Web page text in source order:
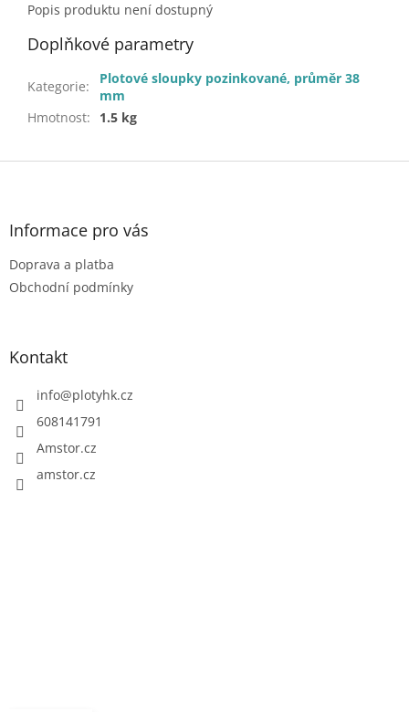
Popis produktu není dostupný
Doplňkové parametry
Kategorie:
Plotové sloupky pozinkované, průměr 38
mm
Hmotnost: 1.5 kg
Z
Informace pro vás
Doprava a platba
Obchodní podmínky
Kontakt
info@plotyhk.cz
608141791
Amstor.cz
amstor.cz